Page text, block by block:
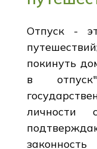
Отпуск -
покинуть
в
личности